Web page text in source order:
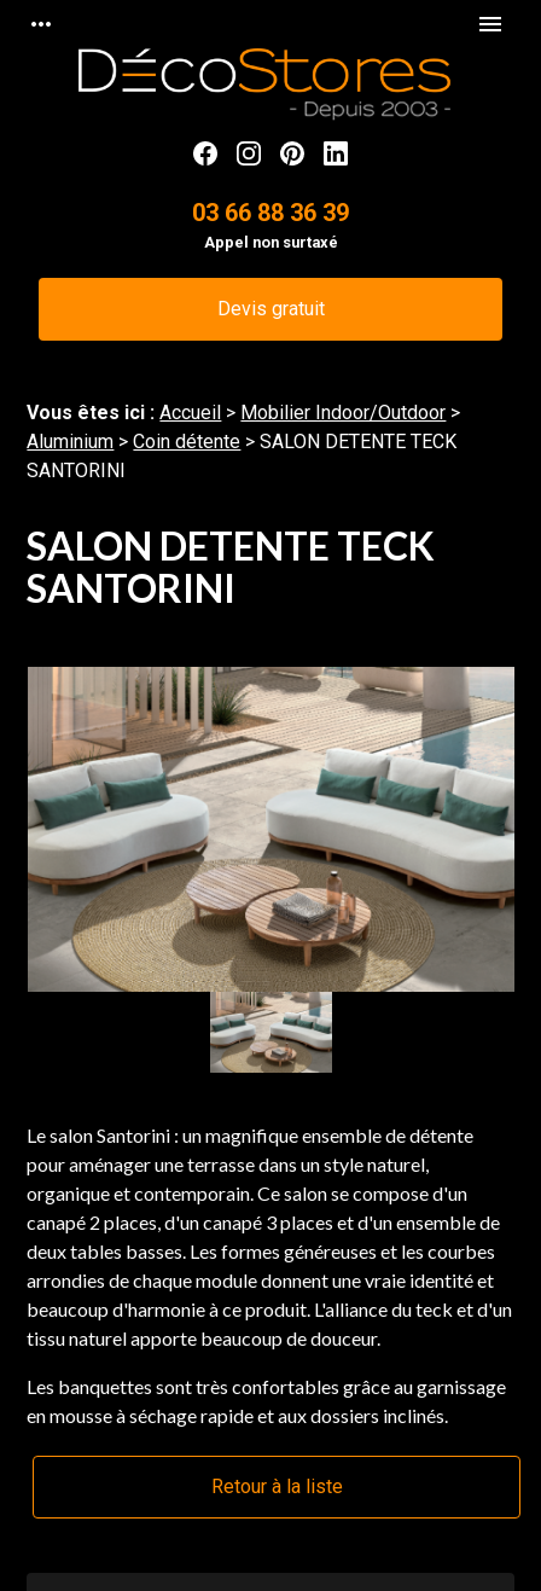
more_horiz menu
03 66 88 36 39
Appel non surtaxé
Devis gratuit
Vous êtes ici :Accueil > Mobilier Indoor/Outdoor >
Aluminium >Coin détente >SALON DETENTE TECK
SANTORINI
SALON DETENTE TECK
SANTORINI
Le salon Santorini : un magnifique ensemble de détente
pour aménager une terrasse dans un style naturel,
organique et contemporain. Ce salon se compose d'un
canapé 2 places, d'un canapé 3 places et d'un ensemble de
deux tables basses. Les formes généreuses et les courbes
arrondies de chaque module donnent une vraie identité et
beaucoup d'harmonie à ce produit. L'alliance du teck et d'un
tissu naturel apporte beaucoup de douceur.
Les banquettes sont très confortables grâce au garnissage
en mousse à séchage rapide et aux dossiers inclinés.
Retour à la liste